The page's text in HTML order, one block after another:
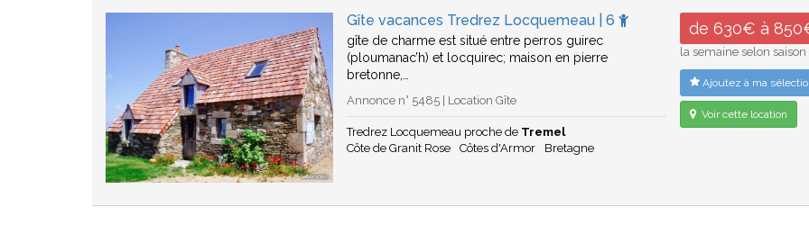
Gîte vacances Tredrez Locquemeau | 6
gîte de charme est situé entre perros guirec
(ploumanac’h) et locquirec; maison en pierre
bretonne,…
Annonce n° 5485 | Location Gîte
Tredrez Locquemeau proche de Tremel
Côte de Granit Rose
Côtes d'Armor Bretagne
de 630€ à
la semaine selon saison
Ajoutez à ma
Voir cette location